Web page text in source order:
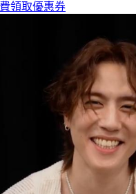
領取優惠券